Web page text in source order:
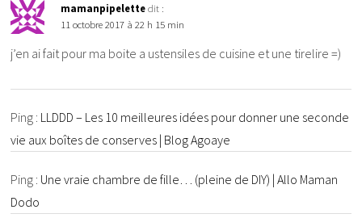
mamanpipelette dit :
11 octobre 2017 à 22 h 15 min
j’en ai fait pour ma boite a ustensiles de cuisine et une tirelire =)
Ping : LLDDD – Les 10 meilleures idées pour donner une seconde
vie aux boîtes de conserves | Blog Agoaye
Ping : Une vraie chambre de fille… (pleine de DIY) | Allo Maman
Dodo